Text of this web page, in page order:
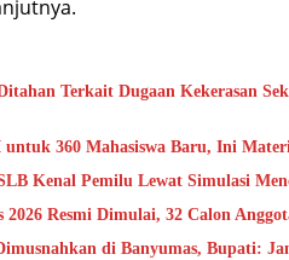
Terkait Dugaan Kekerasan
360 Mahasiswa Baru, Ini
Kenal Pemilu Lewat Simulasi
Resmi Dimulai, 32 Calon
di Banyumas, Bupati: